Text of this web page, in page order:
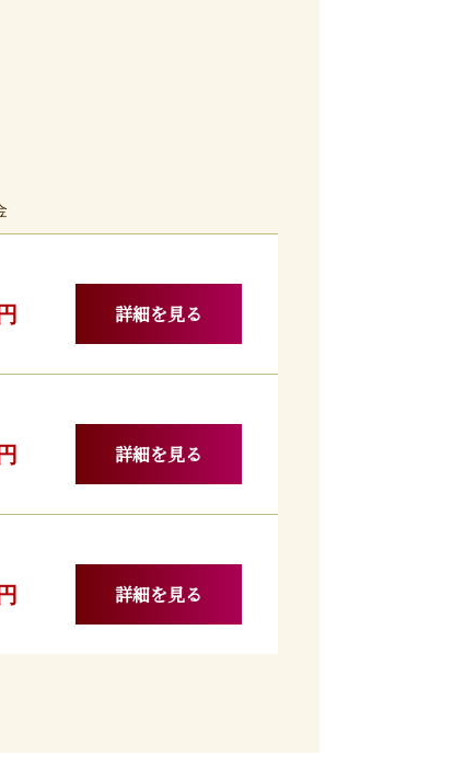
詳細を見る
詳細を見る
詳細を見る